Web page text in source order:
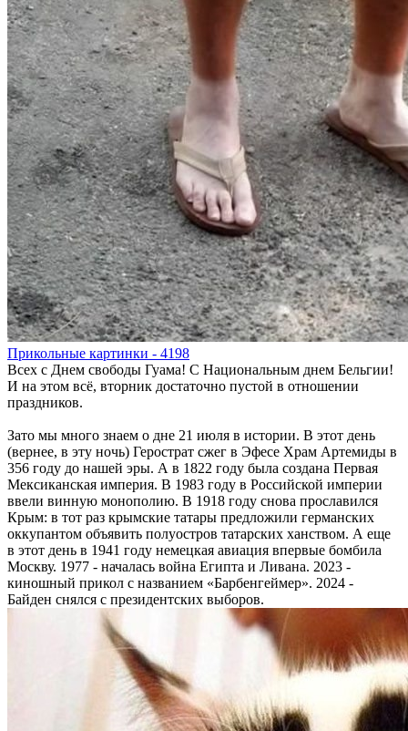
Прикольные картинки - 4198
Всех с Днем свободы Гуама! С Национальным днем Бельгии!
И на этом всё, вторник достаточно пустой в отношении
праздников.
Зато мы много знаем о дне 21 июля в истории. В этот день
(вернее, в эту ночь) Герострат сжег в Эфесе Храм Артемиды в
356 году до нашей эры. А в 1822 году была создана Первая
Мексиканская империя. В 1983 году в Российской империи
ввели винную монополию. В 1918 году снова прославился
Крым: в тот раз крымские татары предложили германских
оккупантом объявить полуостров татарских ханством. А еще
в этот день в 1941 году немецкая авиация впервые бомбила
Москву. 1977 - началась война Египта и Ливана. 2023 -
киношный прикол с названием «Барбенгеймер». 2024 -
Байден снялся с президентских выборов.